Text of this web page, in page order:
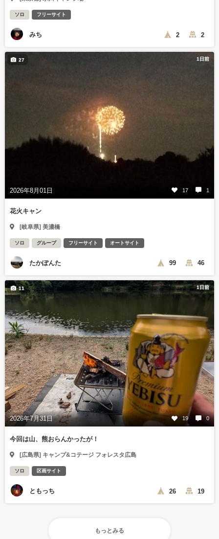
ソロ フリーサイト
みち 2 2
1日前
2026年8月01日 17 1
27
花火キャン
[岐阜県] 美濃橋
ソロ グループ フリーサイト オートサイト
たかぽんた 99 46
1日前
2026年7月31日 19 0
11
今回は山、熊おらんかったが！
[広島県] キャンプ&コテージ フォレスタ広島
ソロ 区画サイト
ともっち 26 19
もっとみる